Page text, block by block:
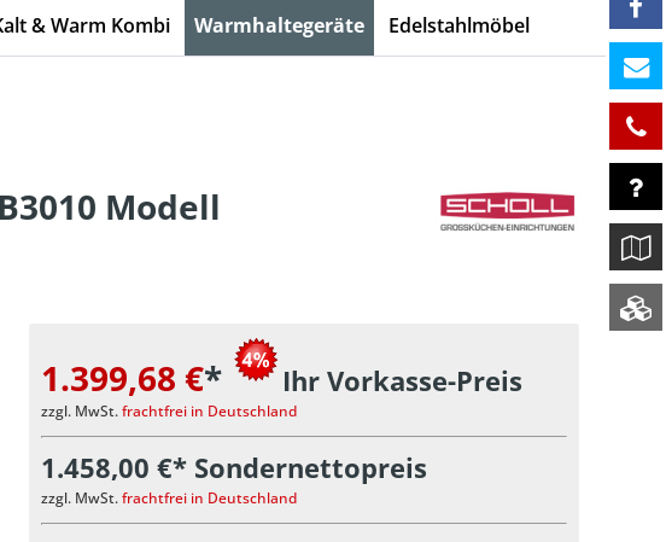
& Warm Kombi Warmhaltegeräte Edelstahlmöbel
Modell
1.399,68 €* Ihr Vorkasse-Preis
zzgl. MwSt.frachtfrei in Deutschland
1.458,00 €* Sondernettopreis
zzgl. MwSt.frachtfrei in Deutschland